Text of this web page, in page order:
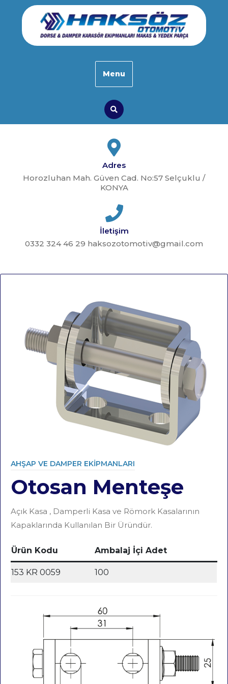
content
Menu
Search
Adres
Horozluhan Mah. Güven Cad. No:57 Selçuklu /
KONYA
İletişim
0332 324 46 29 haksozotomotiv@gmail.com
AHŞAP VE DAMPER EKIPMANLARI
Category
Otosan Menteşe
Açık Kasa , Damperli Kasa ve Römork Kasalarının
Kapaklarında Kullanılan Bir Üründür.
Ürün Kodu Ambalaj İçi Adet
153 KR 0059 100